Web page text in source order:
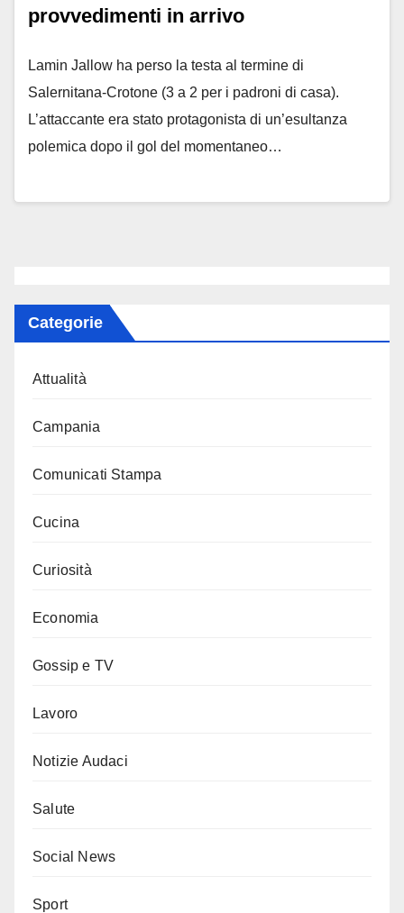
provvedimenti in arrivo
Lamin Jallow ha perso la testa al termine di
Salernitana-Crotone (3 a 2 per i padroni di casa).
L’attaccante era stato protagonista di un’esultanza
polemica dopo il gol del momentaneo…
Categorie
Attualità
Campania
Comunicati Stampa
Cucina
Curiosità
Economia
Gossip e TV
Lavoro
Notizie Audaci
Salute
Social News
Sport